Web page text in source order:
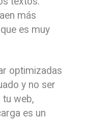
más
es muy
optimizadas
y no ser
tu web,
es un